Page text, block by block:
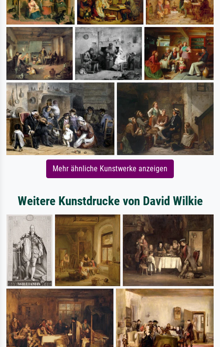
Mehr ähnliche Kunstwerke anzeigen
Weitere Kunstdrucke von David Wilkie